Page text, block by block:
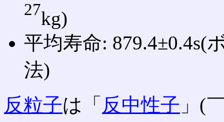
27kg)
平均寿命: 879.4±0.4s(
法)
反粒子は「 反中性子 」(